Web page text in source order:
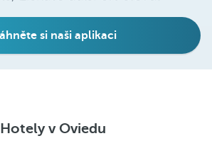
si naši aplikaci
Hotely v Oviedu